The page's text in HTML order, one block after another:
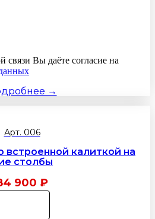
связи Вы даёте согласие на
→
Арт. 006
встроенной калиткой на
столбы
900 ₽